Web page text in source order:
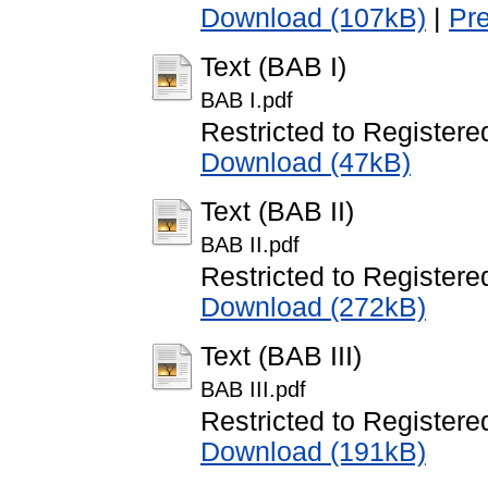
Download (107kB)
Text (BAB I)
BAB I.pdf
Restricted to
Download (47kB)
Text (BAB II)
BAB II.pdf
Restricted to
Download (272kB)
Text (BAB III)
BAB III.pdf
Restricted to
Download (191kB)